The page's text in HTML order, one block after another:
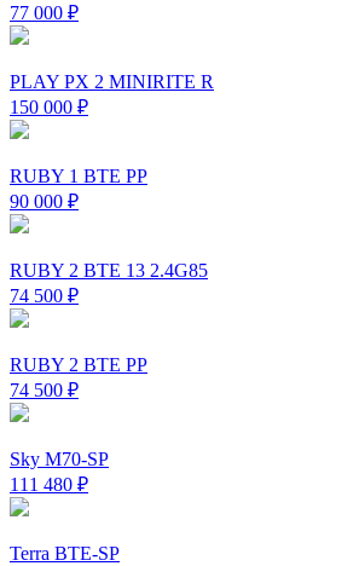
77 000 ₽
PLAY PX 2 MINIRITE R
150 000 ₽
RUBY 1 BTE PP
90 000 ₽
RUBY 2 BTE 13 2.4G85
74 500 ₽
RUBY 2 BTE PP
74 500 ₽
Sky M70-SP
111 480 ₽
Terra BTE-SP